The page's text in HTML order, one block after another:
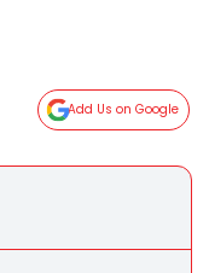
Add Us on Google